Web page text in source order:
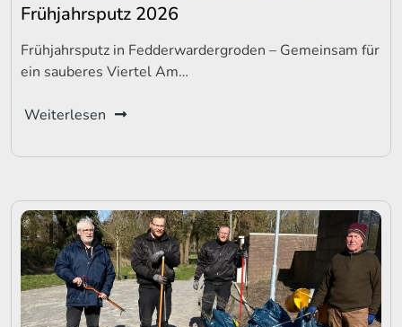
Frühjahrsputz 2026
Frühjahrsputz in Fedderwardergroden – Gemeinsam für
ein sauberes Viertel Am…
Weiterlesen